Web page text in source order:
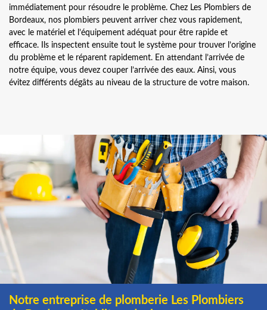
immédiatement pour résoudre le problème. Chez Les Plombiers de
Bordeaux, nos plombiers peuvent arriver chez vous rapidement,
avec le matériel et l’équipement adéquat pour être rapide et
efficace. Ils inspectent ensuite tout le système pour trouver l’origine
du problème et le réparent rapidement. En attendant l’arrivée de
notre équipe, vous devez couper l’arrivée des eaux. Ainsi, vous
évitez différents dégâts au niveau de la structure de votre maison.
Notre entreprise de plomberie Les Plombiers